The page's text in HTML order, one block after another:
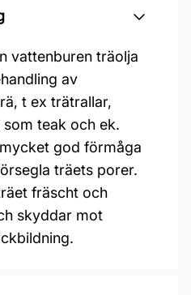
vattenburen träolja
av
t ex trätrallar,
teak och ek.
god förmåga
träets porer.
fräscht och
skyddar mot